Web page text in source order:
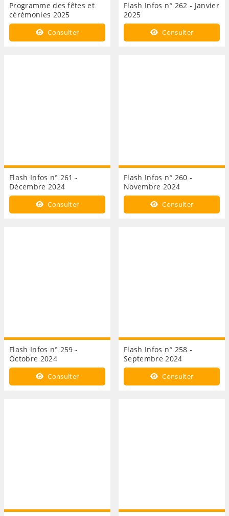
Programme des fêtes et
cérémonies 2025
Consulter
Flash Infos n° 262 - Janvier
2025
Consulter
Flash Infos n° 261 -
Décembre 2024
Consulter
Flash Infos n° 260 -
Novembre 2024
Consulter
Flash Infos n° 259 -
Octobre 2024
Consulter
Flash Infos n° 258 -
Septembre 2024
Consulter